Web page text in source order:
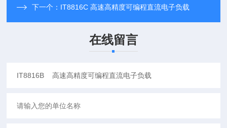
下一个： IT8816C 高速高精度可编程直流电子负载
在线留言